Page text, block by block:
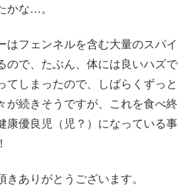
かな…。
はフェンネルを含む大量のスパイ
ので、たぶん、体には良いハズで
てしまったので、しばらくずっと
が続きそうですが、これを食べ終
康優良児（児？）になっている事
ありがとうございます。